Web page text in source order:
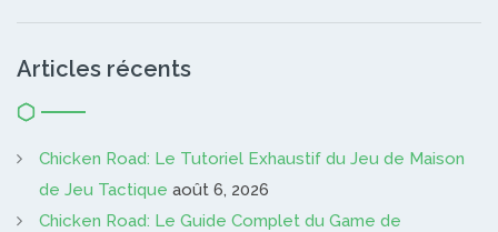
Articles récents
Chicken Road: Le Tutoriel Exhaustif du Jeu de Maison
de Jeu Tactique août 6, 2026
Chicken Road: Le Guide Complet du Game de